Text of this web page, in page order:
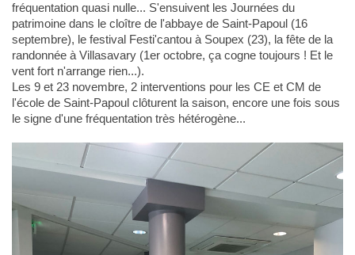
fréquentation quasi nulle... S'ensuivent les Journées du
patrimoine dans le cloître de l'abbaye de Saint-Papoul (16
septembre), le festival Festi'cantou à Soupex (23), la fête de la
randonnée à Villasavary (1er octobre, ça cogne toujours ! Et le
vent fort n'arrange rien...).
Les 9 et 23 novembre, 2 interventions pour les CE et CM de
l'école de Saint-Papoul clôturent la saison, encore une fois sous
le signe d'une fréquentation très hétérogène...